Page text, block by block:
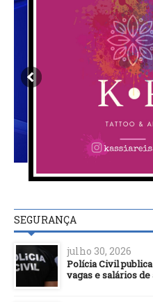
SEGURANÇA
julho 30, 2026
Polícia Civil
vagas e salários de